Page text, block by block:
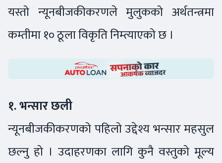
यस्तो न्यूनबीजकीकरणले मुलुकको अर्थतन्त्रमा
कम्तीमा १० ठूला विकृति निम्त्याएको छ ।
१. भन्सार छली
न्यूनबीजकीकरणको पहिलो उद्देश्य भन्सार महसुल
छल्नु हो । उदाहरणका लागि कुनै वस्तुको मूल्य